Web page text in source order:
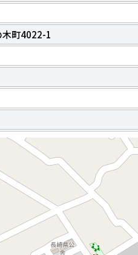
町4022-1